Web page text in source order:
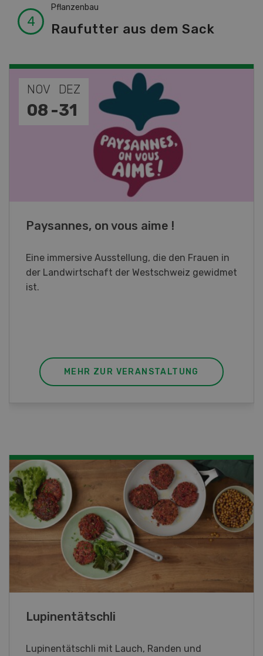
Pflanzenbau
Raufutter aus dem Sack
NOV
19 -
JAN
28
Fachkurs Aquakultur
Sind Sie in der Fischzucht tätig oder
interessieren Sie sich für das Thema? In
diesem Fall ist unser FBA-Weiterbildungskurs
MEHR ZUR VERANSTALTUNG
Frühlingsrollen
Frühlingsrollen mit Poulet